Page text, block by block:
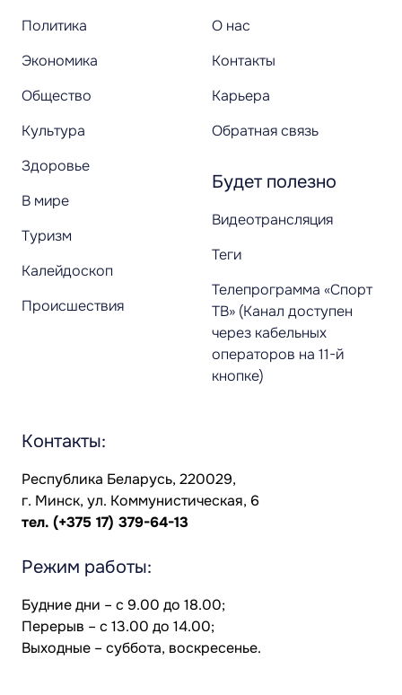
Политика
Экономика
Общество
Культура
Здоровье
В мире
Туризм
Калейдоскоп
Происшествия
О нас
Контакты
Карьера
Обратная связь
Будет полезно
Видеотрансляция
Теги
Телепрограмма «Спорт
ТВ» (Канал доступен
через кабельных
операторов на 11-й
кнопке)
Контакты:
Республика Беларусь, 220029,
г. Минск, ул. Коммунистическая, 6
тел. (+375 17) 379-64-13
Режим работы:
Будние дни – с 9.00 до 18.00;
Перерыв – с 13.00 до 14.00;
Выходные – суббота, воскресенье.